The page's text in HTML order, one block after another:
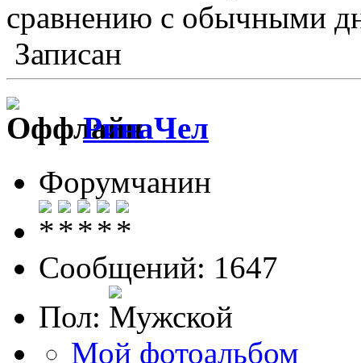
сравнению с
Записан
РинаЧел
Форумчанин
Сообщений: 1647
Пол:
Мой фотоальбом